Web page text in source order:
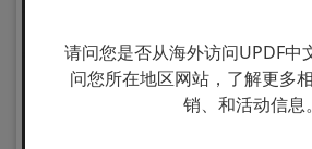
请问您是否从海外访问UPDF中
问您所在地区网站，了解更多
销、和活动信息。